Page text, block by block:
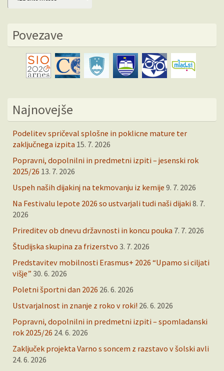
Povezave
Najnovejše
Podelitev spričeval splošne in poklicne mature ter
zaključnega izpita 15. 7. 2026
Popravni, dopolnilni in predmetni izpiti – jesenski rok
2025/26 13. 7. 2026
Uspeh naših dijakinj na tekmovanju iz kemije 9. 7. 2026
Na Festivalu lepote 2026 so ustvarjali tudi naši dijaki 8. 7.
2026
Prireditev ob dnevu državnosti in koncu pouka 7. 7. 2026
Študijska skupina za frizerstvo 3. 7. 2026
Predstavitev mobilnosti Erasmus+ 2026 “Upamo si ciljati
višje” 30. 6. 2026
Poletni športni dan 2026 26. 6. 2026
Ustvarjalnost in znanje z roko v roki! 26. 6. 2026
Popravni, dopolnilni in predmetni izpiti – spomladanski
rok 2025/26 24. 6. 2026
Zaključek projekta Varno s soncem z razstavo v šolski avli
24. 6. 2026